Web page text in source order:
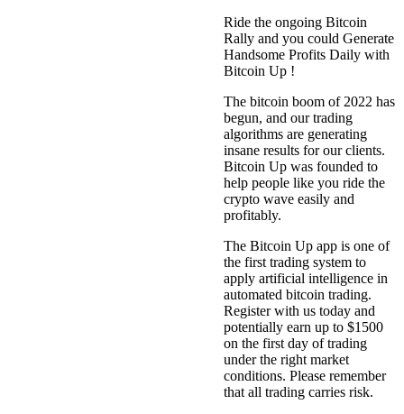
Ride the ongoing Bitcoin
Rally and you could Generate
Handsome Profits Daily with
Bitcoin Up !
The bitcoin boom of 2022 has
begun, and our trading
algorithms are generating
insane results for our clients.
Bitcoin Up was founded to
help people like you ride the
crypto wave easily and
profitably.
The Bitcoin Up app is one of
the first trading system to
apply artificial intelligence in
automated bitcoin trading.
Register with us today and
potentially earn up to $1500
on the first day of trading
under the right market
conditions. Please remember
that all trading carries risk.